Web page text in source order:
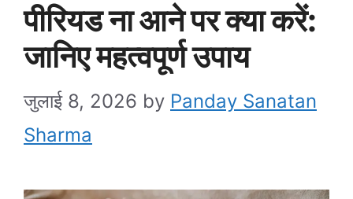
पीरियड ना आने पर क्या करें:
जानिए महत्वपूर्ण उपाय
जुलाई 8, 2026 by Panday Sanatan
Sharma